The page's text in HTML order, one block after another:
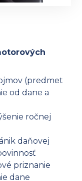
(predmet
od dane a
ročnej
daňovej
priznanie
dane